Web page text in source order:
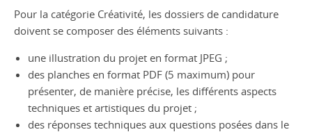
Pour la catégorie Créativité, les dossiers de candidature
doivent se composer des éléments suivants :
une illustration du projet en format JPEG ;
des planches en format PDF (5 maximum) pour
présenter, de manière précise, les différents aspects
techniques et artistiques du projet ;
des réponses techniques aux questions posées dans le